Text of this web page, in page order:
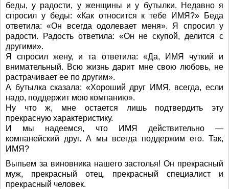
беды, у радости, у женщины и у бутылки. Недавно я
спросил у беды: «Как относится к тебе ИМЯ?» Беда
ответила: «Он всегда одолевает меня». Я спросил у
радости. Радость ответила: «Он не скупой, делится с
другими».
Я спросил жену, и та ответила: «Да, ИМЯ чуткий и
внимательный. Всю жизнь дарит мне свою любовь, не
растрачивает ее по другим».
А бутылка сказала: «Хороший друг ИМЯ, всегда, если
надо, поддержит мою компанию».
Ну что ж, мне остается лишь подтвердить эту
прекрасную характеристику.
И мы надеемся, что ИМЯ действительно —
компанейский друг. А мы всегда поддержим его. Так,
ИМЯ?
Выпьем за виновника нашего застолья! Он прекрасный
муж, прекрасный отец, прекрасный специалист и
прекрасный человек.